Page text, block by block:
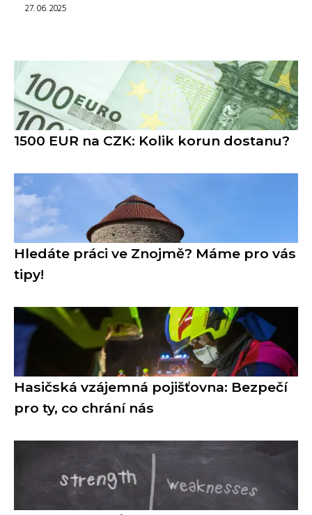
27. 06. 2025
1500 EUR na CZK: Kolik korun dostanu?
Hledáte práci ve Znojmě? Máme pro vás
tipy!
Hasičská vzájemná pojišťovna: Bezpečí
pro ty, co chrání nás